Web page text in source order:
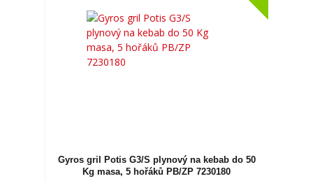
Gyros gril Potis G3/S plynový na kebab do 50
Kg masa, 5 hořáků PB/ZP 7230180